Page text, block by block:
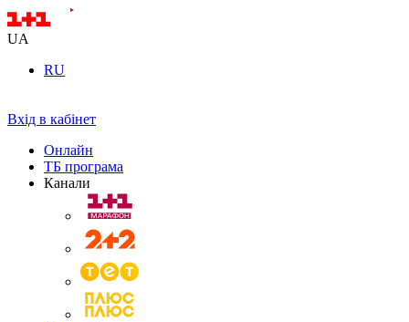
UA
RU
Вхід в кабінет
Онлайн
ТБ програма
Канали